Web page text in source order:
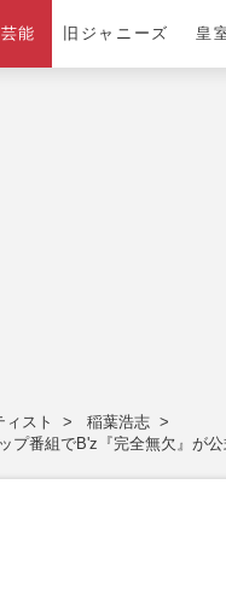
芸能 旧ジャニーズ 皇
ィスト
稲葉浩志
プ番組でB'z『完全無欠』が